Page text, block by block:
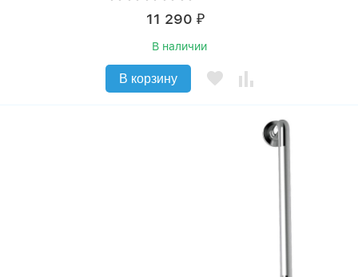
11 290 ₽
В наличии
В корзину